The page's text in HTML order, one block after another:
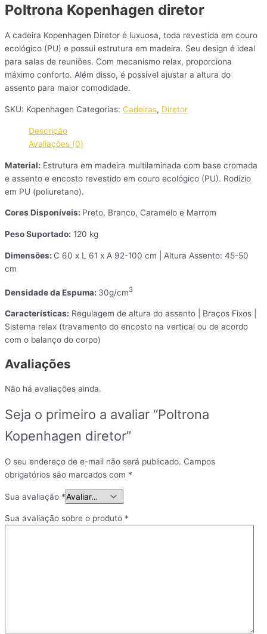
Poltrona Kopenhagen diretor
A cadeira Kopenhagen Diretor é luxuosa, toda revestida em couro
ecológico (PU) e possui estrutura em madeira. Seu design é ideal
para salas de reuniões. Com mecanismo relax, proporciona
máximo conforto. Além disso, é possível ajustar a altura do
assento para maior comodidade.
SKU: Kopenhagen Categorias: Cadeiras, Diretor
Descrição
Avaliações (0)
Material: Estrutura em madeira multilaminada com base cromada
e assento e encosto revestido em couro ecológico (PU). Rodízio
em PU (poliuretano).
Cores Disponíveis: Preto, Branco, Caramelo e Marrom
Peso Suportado: 120 kg
Dimensões: C 60 x L 61 x A 92-100 cm | Altura Assento: 45-50
cm
Densidade da Espuma: 30g/cm3
Características: Regulagem de altura do assento | Braços Fixos |
Sistema relax (travamento do encosto na vertical ou de acordo
com o balanço do corpo)
Avaliações
Não há avaliações ainda.
Seja o primeiro a avaliar “Poltrona
Kopenhagen diretor”
O seu endereço de e-mail não será publicado. Campos
obrigatórios são marcados com *
Sua avaliação *
Sua avaliação sobre o produto *